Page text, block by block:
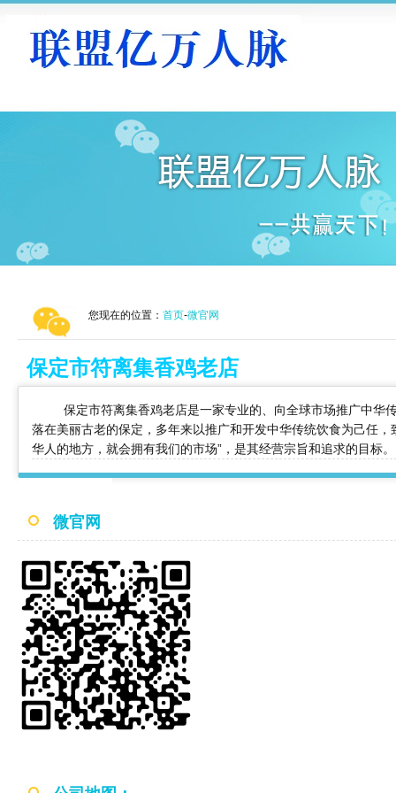
您现在的位置： 首页-微官网
保定市符离集香鸡老店
保定市符离集香鸡老店是一家专业的、向全球市场推广中华传
落在美丽古老的保定，多年来以推广和开发中华传统饮食为己任
华人的地方，就会拥有我们的市场”，是其经营宗旨和追求的目标。
微官网